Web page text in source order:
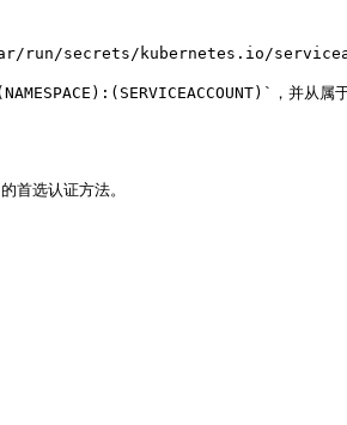
var/run/secrets/kubernetes.io/
，
选认证方法。